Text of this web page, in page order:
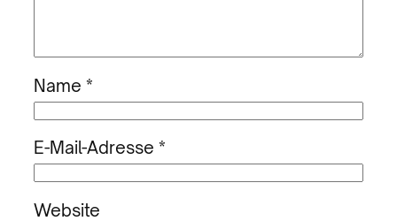
Name *
E-Mail-Adresse *
Website